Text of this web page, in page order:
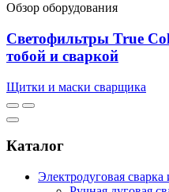
Обзор оборудования
Светофильтры True
тобой и сваркой
Щитки и маски сварщика
Каталог
Электродуговая сварка